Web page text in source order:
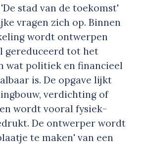
stad van de toekomst'
vragen zich op. Binnen
wordt ontwerpen
gereduceerd tot het
wat politiek en financieel
is. De opgave lijkt
verdichting of
wordt vooral fysiek-
De ontwerper wordt
te maken' van een